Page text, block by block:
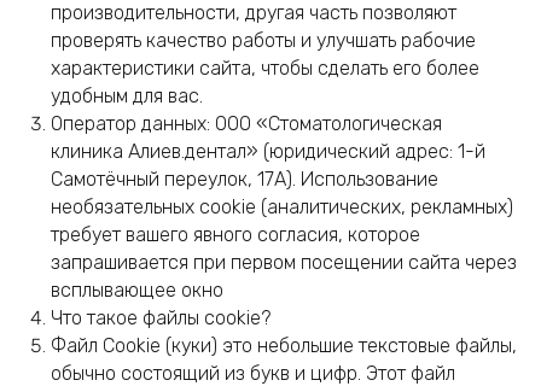
производительности, другая часть позволяют
проверять качество работы и улучшать рабочие
характеристики сайта, чтобы сделать его более
удобным для вас.
Оператор данных: ООО «Стоматологическая
клиника Алиев.дентал» (юридический адрес: 1-й
Самотёчный переулок, 17А). Использование
необязательных cookie (аналитических, рекламных)
требует вашего явного согласия, которое
запрашивается при первом посещении сайта через
всплывающее окно
Что такое файлы cookie?
Файл Cookie (куки) это небольшие текстовые файлы,
обычно состоящий из букв и цифр. Этот файл